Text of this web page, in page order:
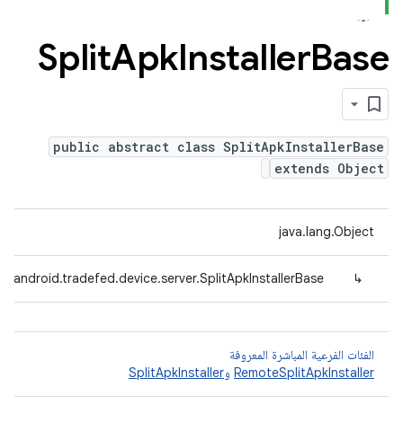
SplitApkInstallerBase
public abstract class SplitApkInstallerBase
extends Object
java.lang.Object
↳
الفئات الفرعية المباشرة المعروفة
RemoteSplitApkInstaller وSplitApkInstaller